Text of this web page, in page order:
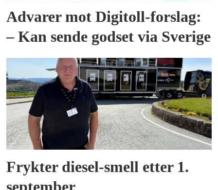
Advarer mot Digitoll-forslag:
– Kan sende godset via Sverige
Frykter diesel-smell etter 1.